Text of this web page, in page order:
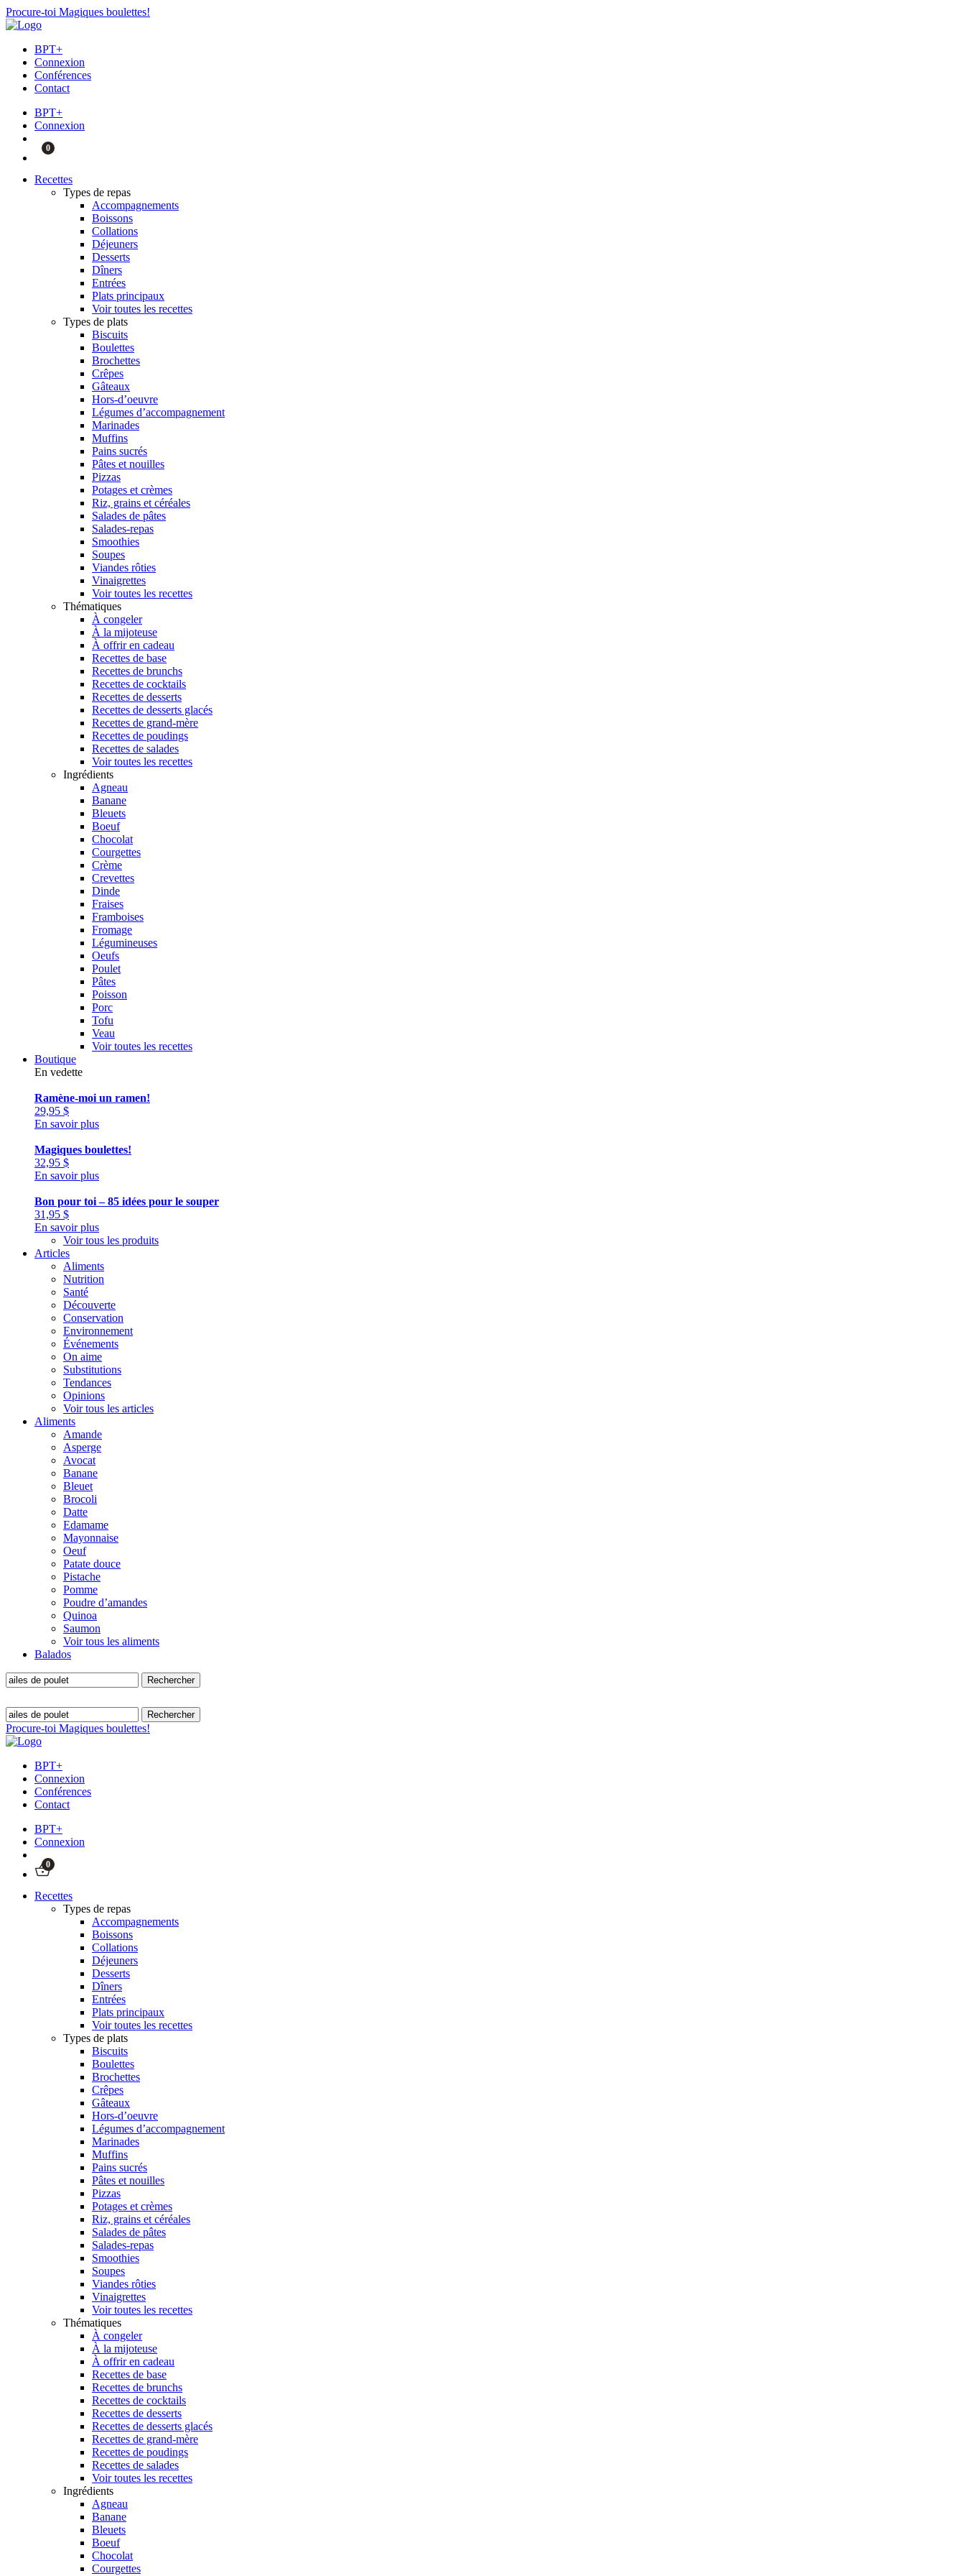
Procure-toi Magiques boulettes!
BPT+
Connexion
Conférences
Contact
BPT+
Connexion
0
Recettes
Types de repas
Accompagnements
Boissons
Collations
Déjeuners
Desserts
Dîners
Entrées
Plats principaux
Voir toutes les recettes
Types de plats
Biscuits
Boulettes
Brochettes
Crêpes
Gâteaux
Hors-d’oeuvre
Légumes d’accompagnement
Marinades
Muffins
Pains sucrés
Pâtes et nouilles
Pizzas
Potages et crèmes
Riz, grains et céréales
Salades de pâtes
Salades-repas
Smoothies
Soupes
Viandes rôties
Vinaigrettes
Voir toutes les recettes
Thématiques
À congeler
À la mijoteuse
À offrir en cadeau
Recettes de base
Recettes de brunchs
Recettes de cocktails
Recettes de desserts
Recettes de desserts glacés
Recettes de grand-mère
Recettes de poudings
Recettes de salades
Voir toutes les recettes
Ingrédients
Agneau
Banane
Bleuets
Boeuf
Chocolat
Courgettes
Crème
Crevettes
Dinde
Fraises
Framboises
Fromage
Légumineuses
Oeufs
Poulet
Pâtes
Poisson
Porc
Tofu
Veau
Voir toutes les recettes
Boutique
En vedette
Ramène-moi un ramen!
29,95 $
En savoir plus
Magiques boulettes!
32,95 $
En savoir plus
Bon pour toi – 85 idées pour le souper
31,95 $
En savoir plus
Voir tous les produits
Articles
Aliments
Nutrition
Santé
Découverte
Conservation
Environnement
Événements
On aime
Substitutions
Tendances
Opinions
Voir tous les articles
Aliments
Amande
Asperge
Avocat
Banane
Bleuet
Brocoli
Datte
Edamame
Mayonnaise
Oeuf
Patate douce
Pistache
Pomme
Poudre d’amandes
Quinoa
Saumon
Voir tous les aliments
Balados
Procure-toi Magiques boulettes!
BPT+
Connexion
Conférences
Contact
BPT+
Connexion
0
Recettes
Types de repas
Accompagnements
Boissons
Collations
Déjeuners
Desserts
Dîners
Entrées
Plats principaux
Voir toutes les recettes
Types de plats
Biscuits
Boulettes
Brochettes
Crêpes
Gâteaux
Hors-d’oeuvre
Légumes d’accompagnement
Marinades
Muffins
Pains sucrés
Pâtes et nouilles
Pizzas
Potages et crèmes
Riz, grains et céréales
Salades de pâtes
Salades-repas
Smoothies
Soupes
Viandes rôties
Vinaigrettes
Voir toutes les recettes
Thématiques
À congeler
À la mijoteuse
À offrir en cadeau
Recettes de base
Recettes de brunchs
Recettes de cocktails
Recettes de desserts
Recettes de desserts glacés
Recettes de grand-mère
Recettes de poudings
Recettes de salades
Voir toutes les recettes
Ingrédients
Agneau
Banane
Bleuets
Boeuf
Chocolat
Courgettes